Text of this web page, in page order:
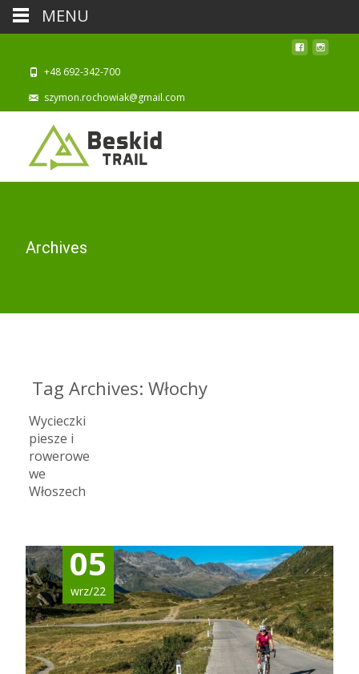
+48 692-342-700
szymon.rochowiak@gmail.com
Archives
Tag Archives: Włochy
Wycieczki
piesze i
rowerowe
we
Włoszech
05
wrz/22
MENU